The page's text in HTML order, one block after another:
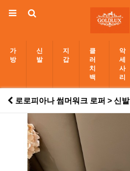
가
방
신
발
지
갑
클
러
치
백
악
세
사
리
로로피아나 썸머워크 로퍼 > 신발